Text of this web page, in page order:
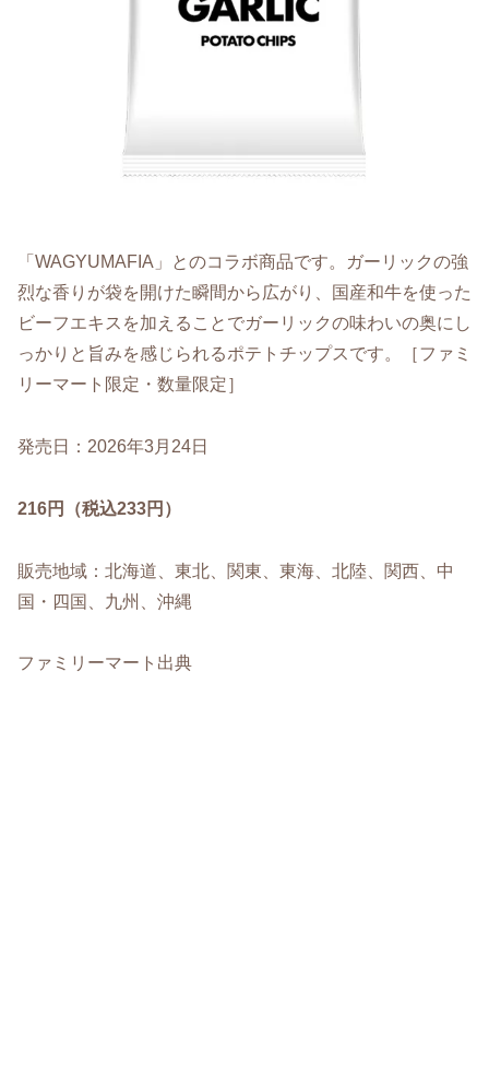
「WAGYUMAFIA」とのコラボ商品です。ガーリックの強
烈な香りが袋を開けた瞬間から広がり、国産和牛を使った
ビーフエキスを加えることでガーリックの味わいの奥にし
っかりと旨みを感じられるポテトチップスです。［ファミ
リーマート限定・数量限定］
発売日：2026年3月24日
216円（税込233円）
販売地域：北海道、東北、関東、東海、北陸、関西、中
国・四国、九州、沖縄
ファミリーマート出典